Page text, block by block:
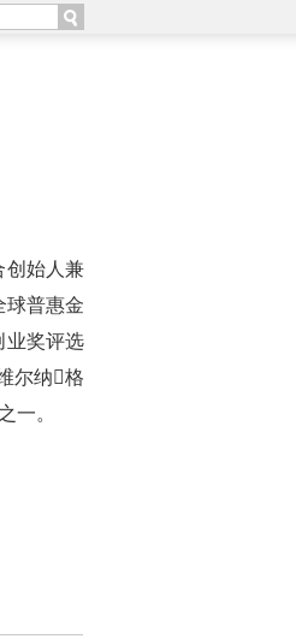
创始人兼
球普惠金
业奖评选
尔纳格
一。